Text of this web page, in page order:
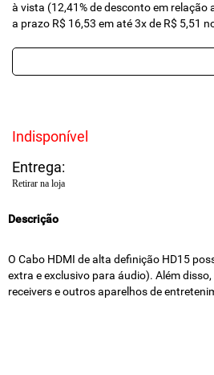
à vista (12,41% de desconto em relação
a prazo R$ 16,53 em até 3x de R$ 5,51
Indisponível
Entrega:
Retirar na loja
Descrição
O Cabo HDMI de alta definição HD15
extra e exclusivo para áudio). Além
receivers e outros aparelhos de